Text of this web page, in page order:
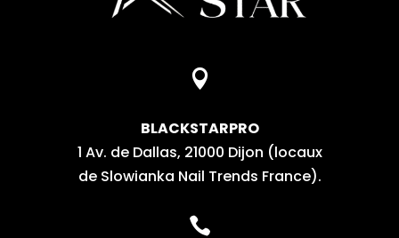

BLACKSTARPRO
1 Av. de Dallas, 21000 Dijon (locaux
de Slowianka Nail Trends France).
